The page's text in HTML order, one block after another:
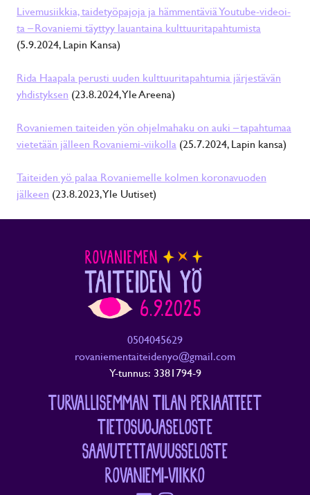
Li­ve­mu­siik­kia, tai­de­työ­pa­jo­ja ja häm­men­tä­viä You­tu­be-vi­deoi­
ta – ­Ro­va­nie­mi täyttyy lauan­tai­na kult­tuu­ri­ta­pah­tu­mis­ta
(5.9.2024, Lapin Kansa)
Rida Haapala perusti uuden kulttuuritapahtumia järjestävän
yhdistyksen (23.8.2024, Yle Areena)
Ro­va­nie­men tai­tei­den yön oh­jel­ma­ha­ku on auki – ­ta­pah­tu­maa
vie­te­tään jälleen Ro­va­nie­mi-vii­kol­la (25.7.2024, Lapin kansa)
Taiteiden yö palaa Rovaniemelle kolmen koronavuoden
jälkeen (23.8.2023, Yle Uutiset)
0504045629
rovaniementaiteidenyo@gmail.com
Y-tunnus: 3381794-9
TURVALLISEMMAN TILAN PERIAATTEET
TIETOSUOJASELOSTE
SAAVUTETTAVUUSSELOSTE
ROVANIEMI-VIIKKO